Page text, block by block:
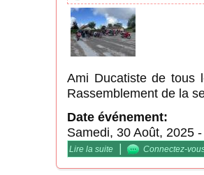
Ami Ducatiste de tous
Rassemblement de la
Date événement:
Samedi, 30 Août, 2025
Lire la suite de RASSEMBLEMENT
Connectez-